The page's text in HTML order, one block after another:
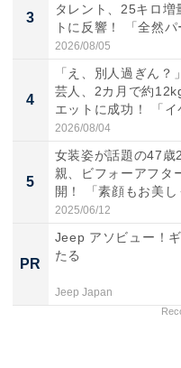
3
タレント、25キロ増
トに反響！ 「全然パ
2026/08/05
4
「え、別人過ぎん？
芸人、2カ月で約
エットに成功！ 「イ
2026/08/04
5
女装姿が話題の47歳
親、ビフォーアフタ
開！ 「素顔もお美し
2025/06/12
PR
Jeep アソビュー！
たる
Jeep Japan